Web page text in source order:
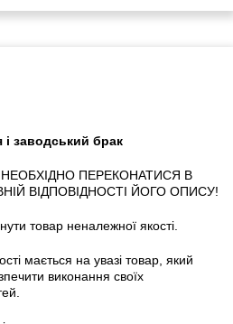
і заводський брак
ПЕРЕКОНАТИСЯ В
ВІДПОВІДНОСТІ ЙОГО ОПИСУ!
товар неналежної якості.
мається на увазі товар, який
виконання своїх